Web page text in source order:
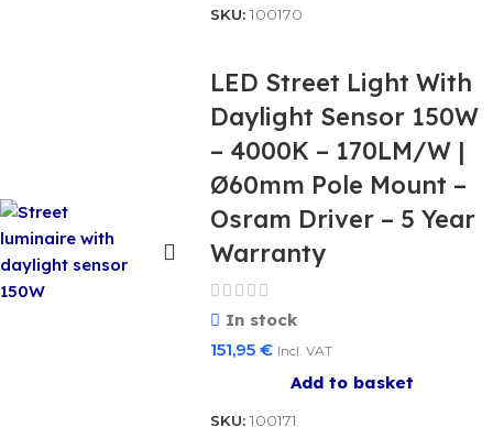
SKU:100170
LED Street Light With
Daylight Sensor 150W
– 4000K – 170LM/W |
Ø60mm Pole Mount –
Osram Driver – 5 Year
Warranty
In stock
151,95€ Incl. VAT
Add to basket
SKU:100171